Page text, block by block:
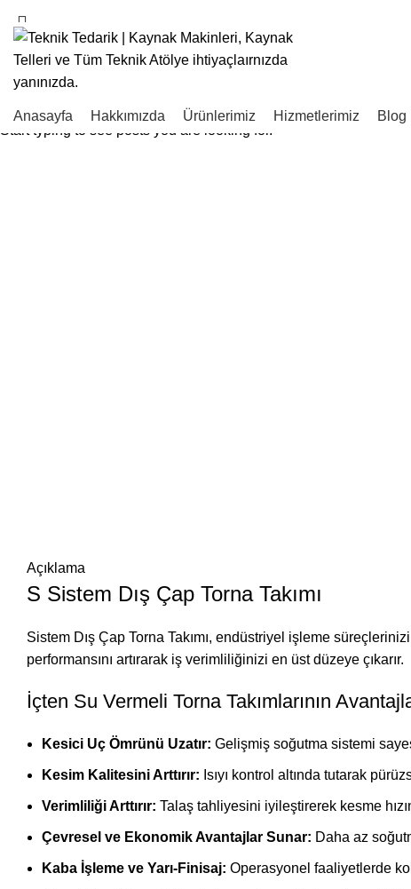
Anasayfa Hakkımızda Ürünlerimiz Hizmetlerimiz Blog
Açıklama
S Sistem Dış Çap Torna Takımı
Sistem Dış Çap Torna Takımı, endüstriyel işleme
performansını artırarak iş verimliliğinizi en üst düzeye çıkarır.
İçten Su Vermeli Torna Takımlarının
Kesici Uç Ömrünü Uzatır: Gelişmiş soğutma sistemi
Kesim Kalitesini Arttırır: Isıyı kontrol altında tutarak
Verimliliği Arttırır: Talaş tahliyesini iyileştirerek kesme
Çevresel ve Ekonomik Avantajlar Sunar: Daha az
Kaba İşleme ve Yarı-Finisaj: Operasyonel faaliyetlerde
Start typing to see posts you are looking for.